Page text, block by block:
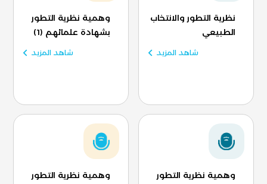
نظرية التطور والانتخاب
الطبيعي
شاهد المزيد
وهمية نظرية التطور
بشهادة علمائهم (1)
شاهد المزيد
وهمية نظرية التطور
وهمية نظرية التطور